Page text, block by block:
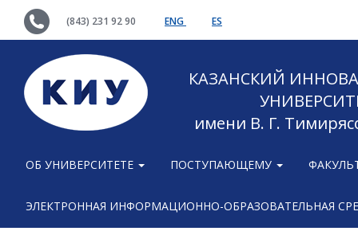
(843) 231 92 90 ENG ES
КАЗАНСКИЙ
имени В. Г.
ОБ УНИВЕРСИТЕТЕ ПОСТУПАЮЩЕМУ
ЭЛЕКТРОННАЯ ИНФОРМАЦИОННО-ОБРАЗОВАТЕЛЬНАЯ